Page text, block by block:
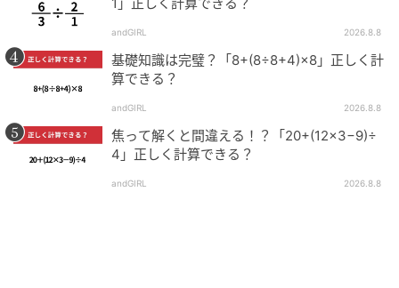
andGIRL 2026.8.8
基礎知識は完璧？「8+(8÷8+4)×8」正しく計
算できる？
andGIRL 2026.8.8
焦って解くと間違える！？「20+(12×3−9)÷
4」正しく計算できる？
andGIRL 2026.8.8